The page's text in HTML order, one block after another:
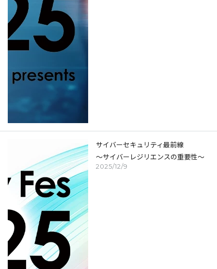
2025/12/9
サイバーセキュリティ最前線
～サイバーレジリエンスの重要性～